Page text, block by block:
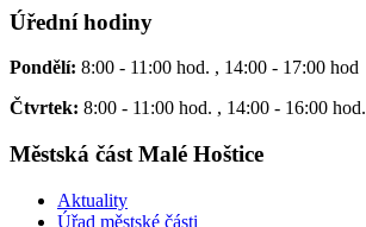
Úřední hodiny
Pondělí: 8:00 - 11:00 hod. , 14:00 - 17:00 hod
Čtvrtek: 8:00 - 11:00 hod. , 14:00 - 16:00 hod.
Městská část Malé Hoštice
Aktuality
Úřad městské části